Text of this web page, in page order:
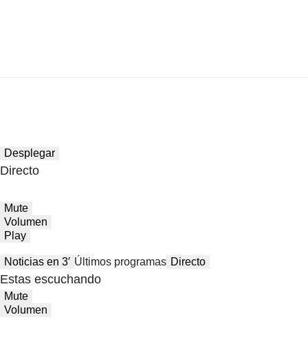
Desplegar
Directo
Mute
Volumen
Play
Noticias en 3′ Últimos programas Directo
Estas escuchando
Mute
Volumen